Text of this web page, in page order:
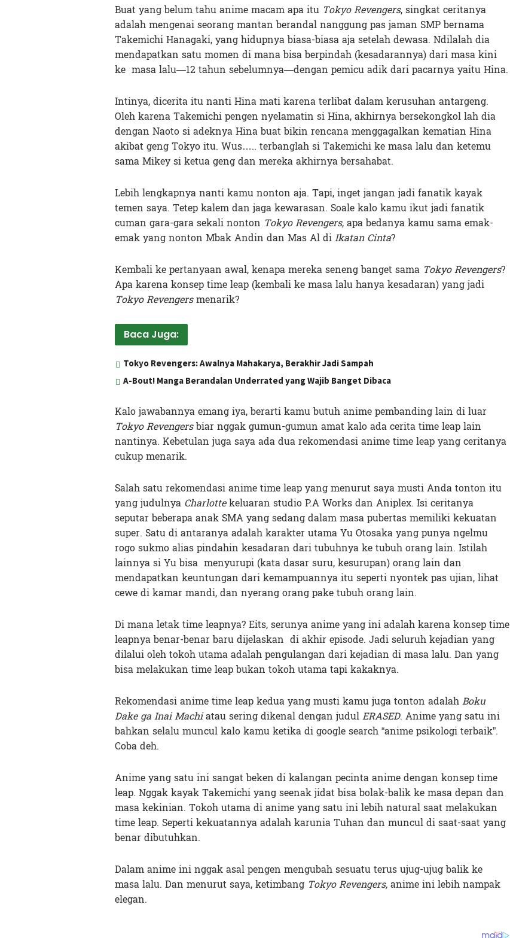
Buat yang belum tahu anime macam apa itu Tokyo Revengers, singkat ceritanya
adalah mengenai seorang mantan berandal nanggung pas jaman SMP bernama
Takemichi Hanagaki, yang hidupnya biasa-biasa aja setelah dewasa. Ndilalah dia
mendapatkan satu momen di mana bisa berpindah (kesadarannya) dari masa kini
ke masa lalu—12 tahun sebelumnya—dengan pemicu adik dari pacarnya yaitu Hina.
Intinya, dicerita itu nanti Hina mati karena terlibat dalam kerusuhan antargeng.
Oleh karena Takemichi pengen nyelamatin si Hina, akhirnya bersekongkol lah dia
dengan Naoto si adeknya Hina buat bikin rencana menggagalkan kematian Hina
akibat geng Tokyo itu. Wus….. terbanglah si Takemichi ke masa lalu dan ketemu
sama Mikey si ketua geng dan mereka akhirnya bersahabat.
Lebih lengkapnya nanti kamu nonton aja. Tapi, inget jangan jadi fanatik kayak
temen saya. Tetep kalem dan jaga kewarasan. Soale kalo kamu ikut jadi fanatik
cuman gara-gara sekali nonton Tokyo Revengers, apa bedanya kamu sama emak-
emak yang nonton Mbak Andin dan Mas Al diIkatan Cinta?
Kembali ke pertanyaan awal, kenapa mereka seneng banget sama Tokyo Revengers?
Apa karena konsep time leap (kembali ke masa lalu hanya kesadaran) yang jadi
Tokyo Revengersmenarik?
Baca Juga:
Tokyo Revengers: Awalnya Mahakarya, Berakhir Jadi Sampah
A-Bout! Manga Berandalan Underrated yang Wajib Banget Dibaca
Kalo jawabannya emang iya, berarti kamu butuh anime pembanding lain di luar
Tokyo Revengersbiar nggak gumun-gumun amat kalo ada cerita time leap lain
nantinya. Kebetulan juga saya ada dua rekomendasi anime time leap yang ceritanya
cukup menarik.
Salah satu rekomendasi anime time leap yang menurut saya musti Anda tonton itu
yang judulnya Charlottekeluaran studio P.A Works dan Aniplex. Isi ceritanya
seputar beberapa anak SMA yang sedang dalam masa pubertas memiliki kekuatan
super. Satu di antaranya adalah karakter utama Yu Otosaka yang punya ngelmu
rogo sukmo alias pindahin kesadaran dari tubuhnya ke tubuh orang lain. Istilah
lainnya si Yu bisa menyurupi (kata dasar suru, kesurupan) orang lain dan
mendapatkan keuntungan dari kemampuannya itu seperti nyontek pas ujian, lihat
cewe di kamar mandi, dan nyerang orang pake tubuh orang lain.
Di mana letak time leapnya? Eits, serunya anime yang ini adalah karena konsep time
leapnya benar-benar baru dijelaskan di akhir episode. Jadi seluruh kejadian yang
dilalui oleh tokoh utama adalah pengulangan dari kejadian di masa lalu. Dan yang
bisa melakukan time leap bukan tokoh utama tapi kakaknya.
Rekomendasi anime time leap kedua yang musti kamu juga tonton adalahBoku
Dake ga Inai Machiatau sering dikenal dengan judulERASED. Anime yang satu ini
bahkan selalu muncul kalo kamu ketika di google search “anime psikologi terbaik”.
Coba deh.
Anime yang satu ini sangat beken di kalangan pecinta anime dengan konsep time
leap. Nggak kayak Takemichi yang seenak jidat bisa bolak-balik ke masa depan dan
masa kekinian. Tokoh utama di anime yang satu ini lebih natural saat melakukan
time leap. Seperti kekuatannya adalah karunia Tuhan dan muncul di saat-saat yang
benar dibutuhkan.
Dalam anime ini nggak asal pengen mengubah sesuatu terus ujug-ujug balik ke
masa lalu. Dan menurut saya, ketimbang Tokyo Revengers,anime ini lebih nampak
elegan.